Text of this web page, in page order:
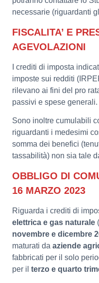
necessarie (riguardanti
FISCALITA’ E
AGEVOLAZIONI
I crediti di imposta
imposte sui redditi
rilevano ai fini del pro
passivi e spese generali.
Sono inoltre cumulabili
riguardanti i medesimi
somma dei benefici
tassabilità) non sia tale
OBBLIGO DI
16 MARZO 2023
Riguarda i crediti di
elettrica e gas naturale (
novembre e dicembre
maturati da aziende
fabbricati per il solo
per il terzo e quarto